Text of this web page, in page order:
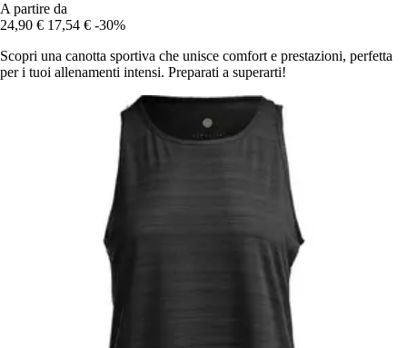
A partire da
24,90 € 17,54 € -30%
Scopri una canotta sportiva che unisce comfort e prestazioni, perfetta
per i tuoi allenamenti intensi. Preparati a superarti!